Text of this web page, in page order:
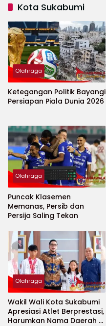
Kota Sukabumi
Olahraga
Ketegangan Politik Bayangi
Persiapan Piala Dunia 2026
Olahraga
Puncak Klasemen
Memanas, Persib dan
Persija Saling Tekan
Olahraga
Wakil Wali Kota Sukabumi
Apresiasi Atlet Berprestasi,
Harumkan Nama Daerah di